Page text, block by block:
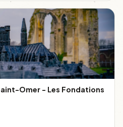
Omer - Les Fondations